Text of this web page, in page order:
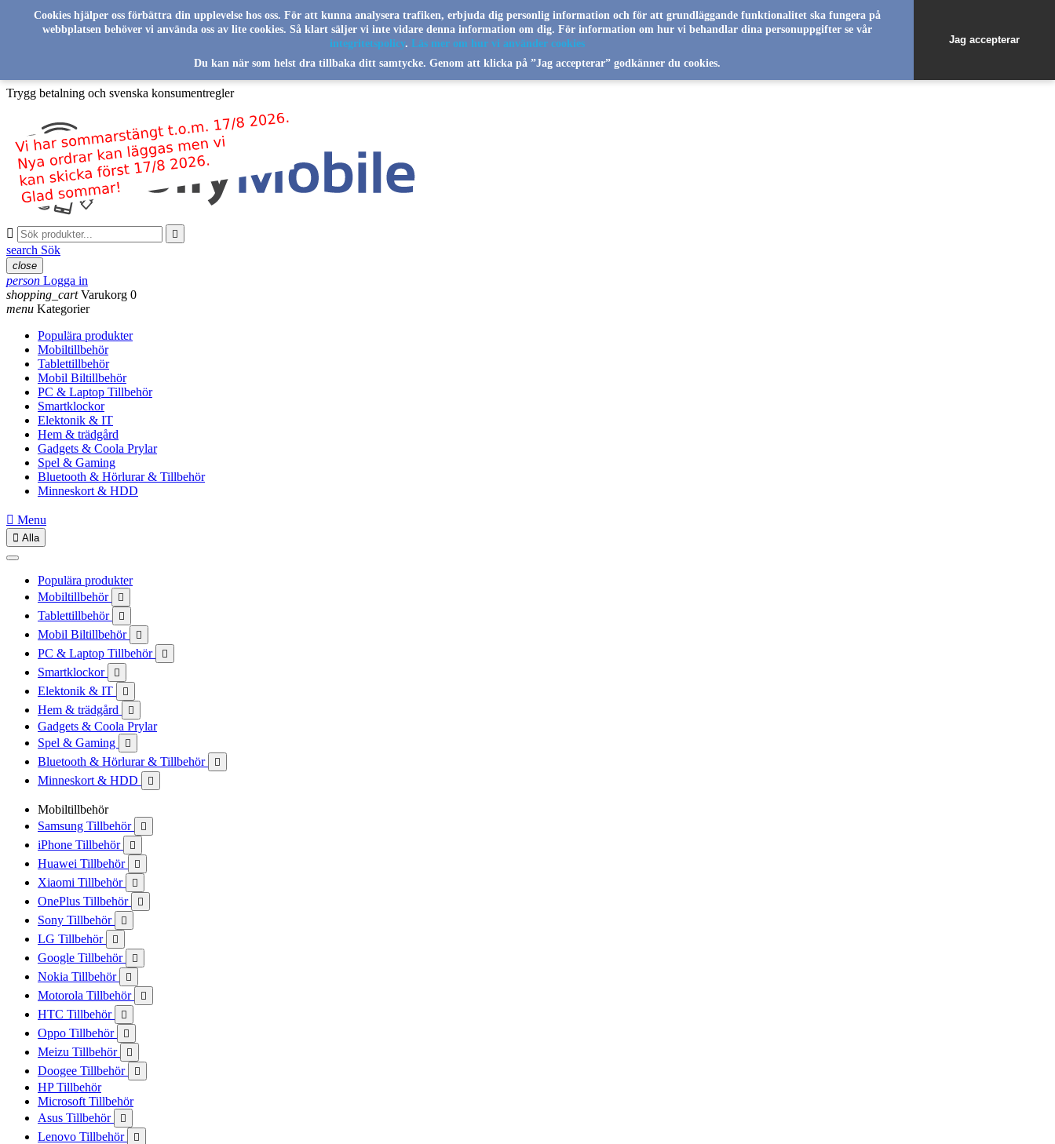
Skip to main content
Svenskt familjeföretag sedan 2016
Trygg betalning och svenska konsumentregler
 
search Sök
close
person Logga in
shopping_cart Varukorg 0
menu Kategorier
Populära produkter
Mobiltillbehör
Tablettillbehör
Mobil Biltillbehör
PC & Laptop Tillbehör
Smartklockor
Elektonik & IT
Hem & trädgård
Gadgets & Coola Prylar
Spel & Gaming
Bluetooth & Hörlurar & Tillbehör
Minneskort & HDD
 Menu
 Alla
Populära produkter
Mobiltillbehör

Tablettillbehör 
Mobil Biltillbehör 
PC & Laptop Tillbehör 
Smartklockor 
Elektonik & IT 
Hem & trädgård 
Gadgets & Coola Prylar
Spel & Gaming

Bluetooth & Hörlurar & Tillbehör 
Minneskort & HDD 
Mobiltillbehör
Samsung Tillbehör

iPhone Tillbehör 
Huawei Tillbehör 
Xiaomi Tillbehör 
OnePlus Tillbehör 
Sony Tillbehör 
LG Tillbehör 
Google Tillbehör 
Nokia Tillbehör 
Motorola Tillbehör 
HTC Tillbehör 
Oppo Tillbehör 
Meizu Tillbehör 
Doogee Tillbehör 
HP Tillbehör
Microsoft Tillbehör
Asus Tillbehör

Lenovo Tillbehör 
Cookies hjälper oss förbättra din upplevelse hos oss. För att kunna analysera trafiken, erbjuda dig personlig information och för att grundläggande funktionalitet ska fungera på
webbplatsen behöver vi använda oss av lite cookies. Så klart säljer vi inte vidare denna information om dig. För information om hur vi behandlar dina personuppgifter se vår
integritetspolicy. Läs mer om hur vi använder cookies
Du kan när som helst dra tillbaka ditt samtycke. Genom att klicka på ”Jag accepterar” godkänner du cookies.
Jag accepterar